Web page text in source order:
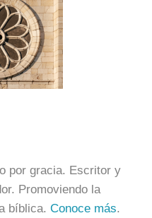
por gracia. Escritor y
Promoviendo la
bíblica.Conoce más.